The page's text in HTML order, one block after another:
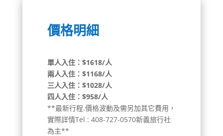
價格明細
單人入住：$1618/人
兩人入住：$1168/人
三人入住：$1028/人
四人入住：$958/人
**最新行程.價格波動及需另加其它費用，
實際詳情Tel : 408-727-0570新義旅行社
為主**